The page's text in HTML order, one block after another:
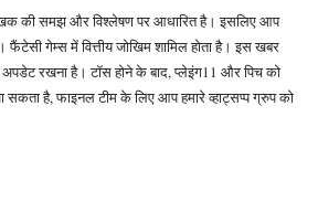
की समझ और विश्लेषण पर आधारित है। इसलिए आप
फैंटेसी गेम्स में वित्तीय जोखिम शामिल होता है। इस खबर
रखना है। टॉस होने के बाद, प्लेइंग11 और पिच को
सकता है, फाइनल टीम के लिए आप हमारे व्हाट्सप्प ग्रुप को